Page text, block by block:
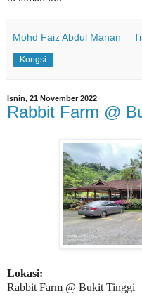
Mohd Faiz Abdul Manan
Kongsi
Isnin, 21 November 2022
Rabbit Farm @
Lokasi:
Rabbit Farm @ Bukit Tinggi